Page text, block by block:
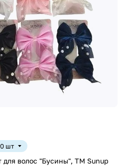
шт
для волос "Бусины", ТМ Sunup